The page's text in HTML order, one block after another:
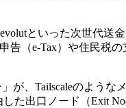
といった次世代送
告（e-Tax）や住民税
、Tailscaleのような
た出口ノード（Exit